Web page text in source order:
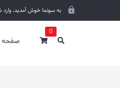
به سونما خوش آمدید،
0